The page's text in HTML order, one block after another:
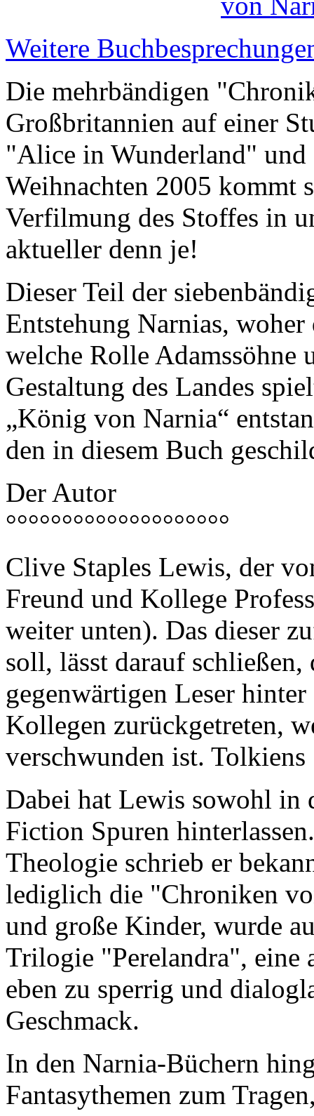
Weitere
Die mehrbändigen
Großbritannien auf einer
"Alice in Wunderland"
Weihnachten 2005 kommt
Verfilmung des Stoffes in
aktueller denn je!
Dieser Teil der
Entstehung Narnias,
welche Rolle Adamssöhne
Gestaltung des Landes
„König von Narnia“
den in diesem Buch
Der Autor
°°°°°°°°°°°°°°°°°°°°
Clive Staples Lewis, der
Freund und Kollege
weiter unten). Das dieser
soll, lässt darauf schließen,
gegenwärtigen Leser
Kollegen zurückgetreten,
verschwunden ist.
Dabei hat Lewis sowohl in
Fiction Spuren
Theologie schrieb er
lediglich die "Chroniken
und große Kinder, wurde
Trilogie "Perelandra",
eben zu sperrig und
Geschmack.
In den Narnia-Büchern
Fantasythemen zum